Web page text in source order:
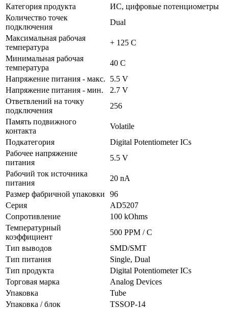
Категория продукта
ИС, цифровые потенциометры
Количество точек
подключения
Dual
Максимальная рабочая
температура
+ 125 C
Минимальная рабочая
температура
40 C
Напряжение питания - макс.
5.5 V
Напряжение питания - мин.
2.7 V
Ответвлений на точку
подключения
256
Память подвижного
контакта
Volatile
Подкатегория
Digital Potentiometer ICs
Рабочее напряжение
питания
5.5 V
Рабочий ток источника
питания
20 nA
Размер фабричной упаковки
96
Серия
AD5207
Сопротивление
100 kOhms
Температурный
коэффициент
500 PPM / C
Тип выводов
SMD/SMT
Тип питания
Single, Dual
Тип продукта
Digital Potentiometer ICs
Торговая марка
Analog Devices
Упаковка
Tube
Упаковка / блок
TSSOP-14